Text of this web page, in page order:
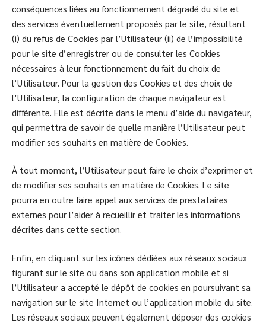
conséquences liées au fonctionnement dégradé du site et
des services éventuellement proposés par le site, résultant
(i) du refus de Cookies par l’Utilisateur (ii) de l’impossibilité
pour le site d’enregistrer ou de consulter les Cookies
nécessaires à leur fonctionnement du fait du choix de
l’Utilisateur. Pour la gestion des Cookies et des choix de
l’Utilisateur, la configuration de chaque navigateur est
différente. Elle est décrite dans le menu d’aide du navigateur,
qui permettra de savoir de quelle manière l’Utilisateur peut
modifier ses souhaits en matière de Cookies.
À tout moment, l’Utilisateur peut faire le choix d’exprimer et
de modifier ses souhaits en matière de Cookies. Le site
pourra en outre faire appel aux services de prestataires
externes pour l’aider à recueillir et traiter les informations
décrites dans cette section.
Enfin, en cliquant sur les icônes dédiées aux réseaux sociaux
figurant sur le site ou dans son application mobile et si
l’Utilisateur a accepté le dépôt de cookies en poursuivant sa
navigation sur le site Internet ou l’application mobile du site.
Les réseaux sociaux peuvent également déposer des cookies